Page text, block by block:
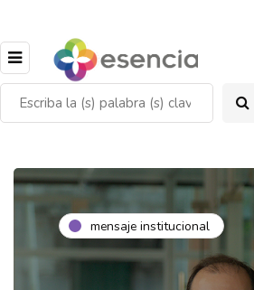
mensaje institucional